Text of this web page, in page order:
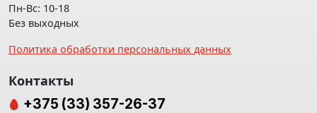
Пн-Вс: 10-18
Без выходных
Политика обработки персональных данных
Контакты
+375 (33) 357-26-37